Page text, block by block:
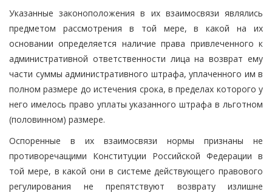
Указанные законоположения в их взаимосвязи являлись
предметом рассмотрения в той мере, в какой на их
основании определяется наличие права привлеченного к
административной ответственности лица на возврат ему
части суммы административного штрафа, уплаченного им в
полном размере до истечения срока, в пределах которого у
него имелось право уплаты указанного штрафа в льготном
(половинном) размере.
Оспоренные в их взаимосвязи нормы признаны не
противоречащими Конституции Российской Федерации в
той мере, в какой они в системе действующего правового
регулирования не препятствуют возврату излишне